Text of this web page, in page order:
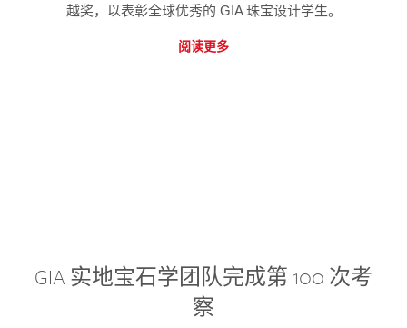
越奖，以表彰全球优秀的 GIA 珠宝设计学生。
阅读更多
GIA 实地宝石学团队完成第 100 次考
察